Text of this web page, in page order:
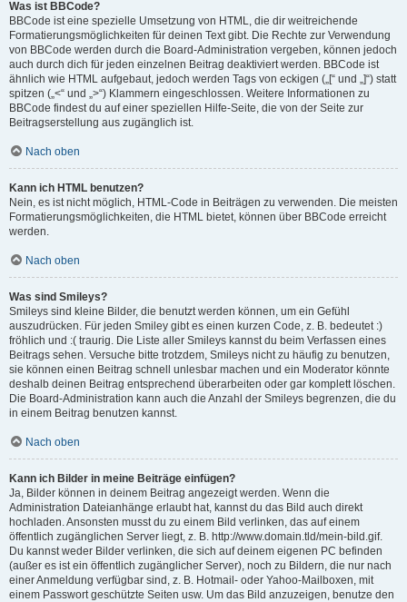
Was ist BBCode?
BBCode ist eine spezielle Umsetzung von HTML, die dir weitreichende
Formatierungsmöglichkeiten für deinen Text gibt. Die Rechte zur Verwendung
von BBCode werden durch die Board-Administration vergeben, können jedoch
auch durch dich für jeden einzelnen Beitrag deaktiviert werden. BBCode ist
ähnlich wie HTML aufgebaut, jedoch werden Tags von eckigen („[“ und „]“) statt
spitzen („<“ und „>“) Klammern eingeschlossen. Weitere Informationen zu
BBCode findest du auf einer speziellen Hilfe-Seite, die von der Seite zur
Beitragserstellung aus zugänglich ist.
Nach oben
Kann ich HTML benutzen?
Nein, es ist nicht möglich, HTML-Code in Beiträgen zu verwenden. Die meisten
Formatierungsmöglichkeiten, die HTML bietet, können über BBCode erreicht
werden.
Nach oben
Was sind Smileys?
Smileys sind kleine Bilder, die benutzt werden können, um ein Gefühl
auszudrücken. Für jeden Smiley gibt es einen kurzen Code, z. B. bedeutet :)
fröhlich und :( traurig. Die Liste aller Smileys kannst du beim Verfassen eines
Beitrags sehen. Versuche bitte trotzdem, Smileys nicht zu häufig zu benutzen,
sie können einen Beitrag schnell unlesbar machen und ein Moderator könnte
deshalb deinen Beitrag entsprechend überarbeiten oder gar komplett löschen.
Die Board-Administration kann auch die Anzahl der Smileys begrenzen, die du
in einem Beitrag benutzen kannst.
Nach oben
Kann ich Bilder in meine Beiträge einfügen?
Ja, Bilder können in deinem Beitrag angezeigt werden. Wenn die
Administration Dateianhänge erlaubt hat, kannst du das Bild auch direkt
hochladen. Ansonsten musst du zu einem Bild verlinken, das auf einem
öffentlich zugänglichen Server liegt, z. B. http://www.domain.tld/mein-bild.gif.
Du kannst weder Bilder verlinken, die sich auf deinem eigenen PC befinden
(außer es ist ein öffentlich zugänglicher Server), noch zu Bildern, die nur nach
einer Anmeldung verfügbar sind, z. B. Hotmail- oder Yahoo-Mailboxen, mit
einem Passwort geschützte Seiten usw. Um das Bild anzuzeigen, benutze den